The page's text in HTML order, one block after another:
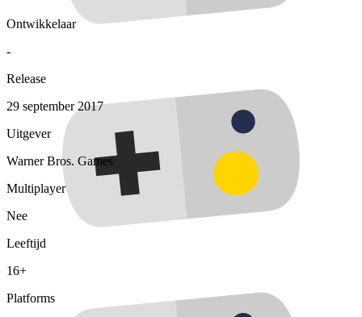
Ontwikkelaar
-
Release
29 september 2017
Uitgever
Warner Bros. Games
Multiplayer
Nee
Leeftijd
16+
Platforms